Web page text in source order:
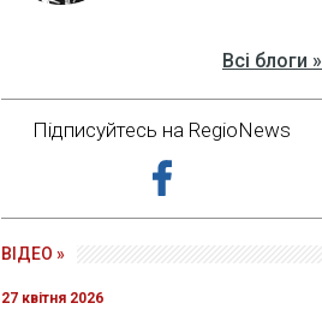
Всі блоги »
Підписуйтесь на RegioNews
ВІДЕО »
27 квітня 2026